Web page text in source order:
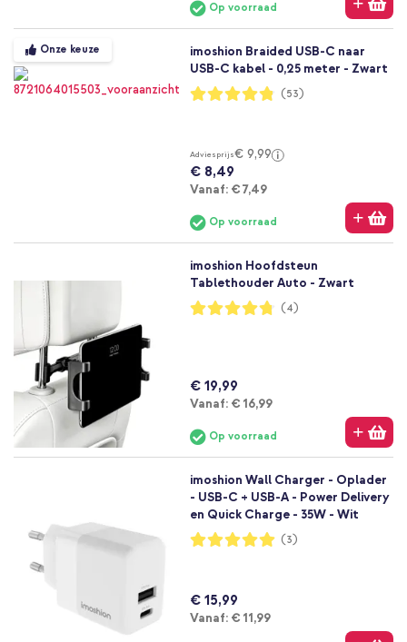
Op voorraad
Onze keuze
imoshion Braided USB-C naar
USB-C kabel - 0,25 meter - Zwart
Waardering:
96%
(53)
Adviesprijs€ 9,99
€ 8,49
Vanaf: Vanaf
€ 7,49
Op voorraad
imoshion Hoofdsteun
Tablethouder Auto - Zwart
Waardering:
95%
(4)
€ 19,99
Vanaf: Vanaf
€ 16,99
Op voorraad
imoshion Wall Charger - Oplader
- USB-C + USB-A - Power Delivery
en Quick Charge - 35W - Wit
Waardering:
100%
(3)
€ 15,99
Vanaf: Vanaf
€ 11,99